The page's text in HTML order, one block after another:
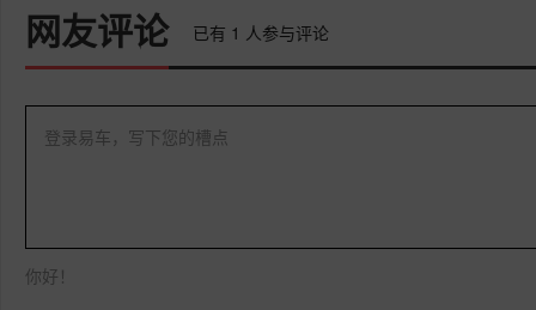
网友评论 已有 1 人参与评论
登录易车，写下您的槽点
你好！